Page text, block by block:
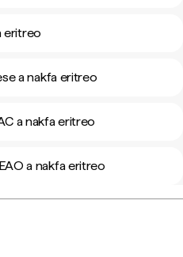
eritreo
a nakfa eritreo
a nakfa eritreo
a nakfa eritreo